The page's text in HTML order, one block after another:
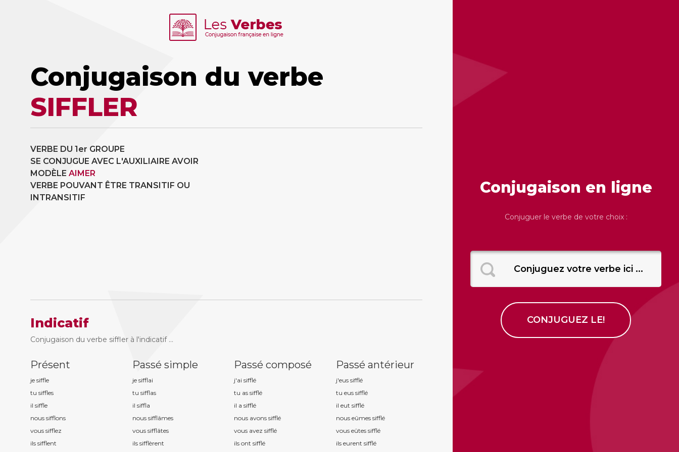
Conjugaison du verbe
SIFFLER
VERBE DU 1er GROUPE
SE CONJUGUE AVEC L'AUXILIAIRE AVOIR
MODÈLE AIMER
VERBE POUVANT ÊTRE TRANSITIF OU
INTRANSITIF
Indicatif
Conjugaison du verbe siffler à l'indicatif ...
Présent
je siffle
tu siffles
il siffle
nous sifflons
vous sifflez
ils sifflent
Passé simple
je sifflai
tu sifflas
il siffla
nous sifflâmes
vous sifflâtes
ils sifflèrent
Passé composé
j'ai sifflé
tu as sifflé
il a sifflé
nous avons sifflé
vous avez sifflé
ils ont sifflé
Passé antérieur
j'eus sifflé
tu eus sifflé
il eut sifflé
nous eûmes sifflé
vous eûtes sifflé
ils eurent sifflé
Conjugaison en ligne
Conjuguer le verbe de votre choix :